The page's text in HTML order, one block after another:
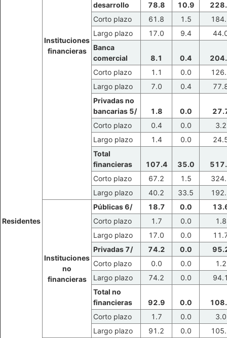
Residentes
Instituciones
financieras
desarrollo
78.8 10.9
Corto plazo
61.8 1.5
Largo plazo
17.0 9.4
Banca
comercial
8.1 0.4
Corto plazo
1.1 0.0
Largo plazo
7.0 0.4
Privadas no
bancarias 5/
1.8 0.0
Corto plazo
0.4 0.0
3.2
Largo plazo
1.4 0.0
Total
financieras
107.4 35.0
Corto plazo
67.2 1.5
Largo plazo
40.2 33.5
Instituciones
no
financieras
Públicas 6/ 18.7 0.0
Corto plazo
1.7 0.0
1.8
Largo plazo
17.0 0.0
Privadas 7/
74.2 0.0
Corto plazo
0.0 0.0
1.2
Largo plazo
74.2 0.0
Total no
financieras
92.9 0.0
Corto plazo
1.7 0.0
3.0
Largo plazo
91.2 0.0